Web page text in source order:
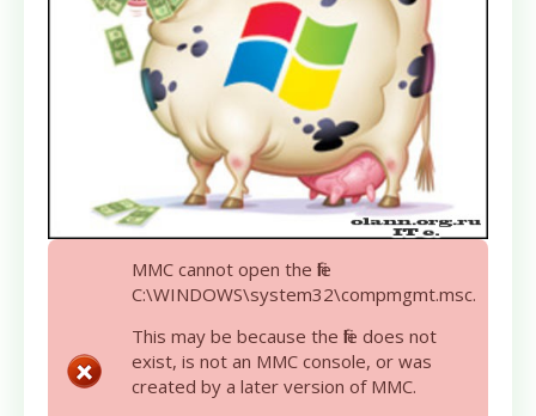
MMC cannot open the file
C:\WINDOWS\system32\compmgmt.msc.
This may be because the file does not
exist, is not an MMC console, or was
created by a later version of MMC.